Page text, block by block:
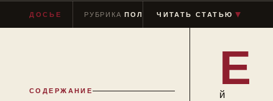
ДОСЬЕ РУБРИКАПОЛИТИКИ ЧТЕНИЕ≈ 11 МИН
ЧИТАТЬ СТАТЬЮ ▼
СОДЕРЖАНИЕ Е
й